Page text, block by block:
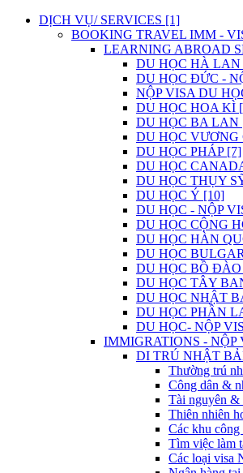
DỊCH VỤ/ SERVICES [1]
BOOKING TRAVEL IMM -
LEARNING ABROAD
DU HỌC HÀ LAN
DU HỌC ĐỨC -
NỘP VISA DU
DU HỌC HOA KÌ
DU HỌC BA LAN
DU HỌC VƯƠNG
DU HỌC PHÁP [7]
DU HỌC
DU HỌC THỤY
DU HỌC Ý [10]
DU HỌC - NỘP
DU HỌC CỘNG
DU HỌC HÀN
DU HỌC
DU HỌC BỒ
DU HỌC TÂY
DU HỌC NHẬT
DU HỌC PHẦN
DU HỌC- NỘP
IMMIGRATIONS - NỘP
DI TRÚ NHẬT
Thường trú
Công dân &
Tài nguyên &
Thiên nhiên
Các khu
Tìm việc làm
Các loại visa